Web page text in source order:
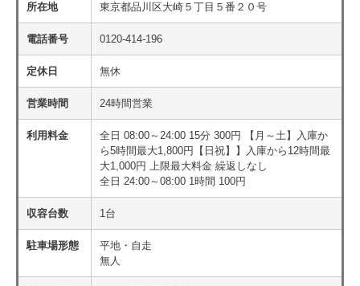
所在地 東京都品川区大崎５丁目５番２０号
電話番号 0120-414-196
定休日 無休
営業時間 24時間営業
利用料金
全日 08:00～24:00 15分 300円 【月～土】入庫か
ら5時間最大1,800円【日祝】】入庫から12時間最
大1,000円 上限最大料金 繰返しなし
全日 24:00～08:00 1時間 100円
収容台数 1台
駐車場形態
平地・自走
無人